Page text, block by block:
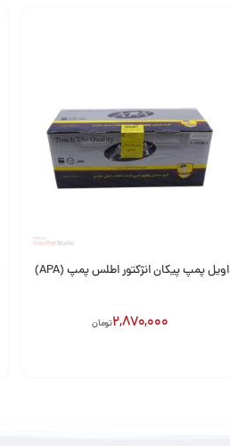
اویل پمپ پیکان انژکتور اطلس پمپ (APA)
2,870,000تومان